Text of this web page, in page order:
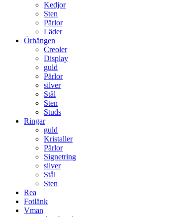
Kedjor
Sten
Pärlor
Läder
Örhängen
Creoler
Display
guld
Pärlor
silver
Stål
Sten
Studs
Ringar
guld
Kristaller
Pärlor
Signetring
silver
Stål
Sten
Rea
Fotlänk
Vman